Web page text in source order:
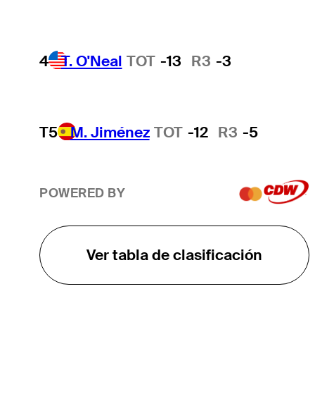
4 T. O'Neal TOT -13 R3 -3
T5 M. Jiménez TOT -12 R3 -5
POWERED BY
Ver tabla de clasificación